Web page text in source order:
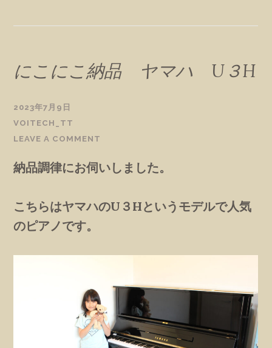
にこにこ納品 ヤマハ U３H
2023年7月9日
VOITECH_TT
LEAVE A COMMENT
納品調律にお伺いしました。
こちらはヤマハのU３Hというモデルで人気
のピアノです。